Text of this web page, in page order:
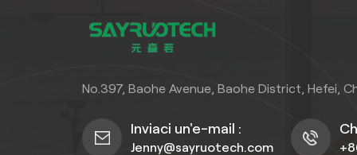
No.397, Baohe Avenue, Baohe District, Hefei,
Inviaci un'e-mail :
Jenny@sayruotech.com